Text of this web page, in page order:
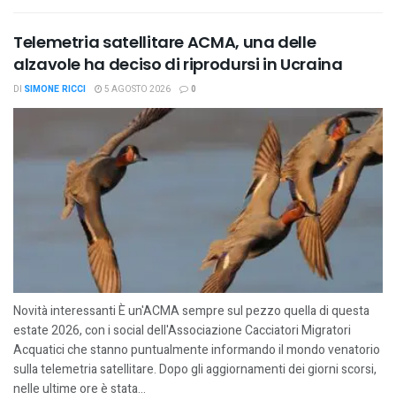
Telemetria satellitare ACMA, una delle
alzavole ha deciso di riprodursi in Ucraina
DI SIMONE RICCI 5 AGOSTO 2026 0
Novità interessanti È un'ACMA sempre sul pezzo quella di questa
estate 2026, con i social dell'Associazione Cacciatori Migratori
Acquatici che stanno puntualmente informando il mondo venatorio
sulla telemetria satellitare. Dopo gli aggiornamenti dei giorni scorsi,
nelle ultime ore è stata...